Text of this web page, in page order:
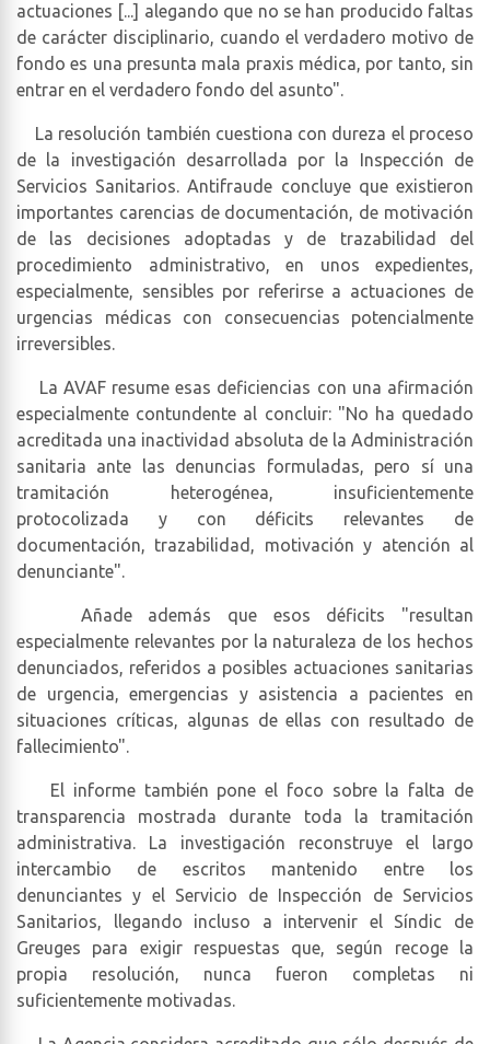
actuaciones [...] alegando que no se han producido faltas
de carácter disciplinario, cuando el verdadero motivo de
fondo es una presunta mala praxis médica, por tanto, sin
entrar en el verdadero fondo del asunto".
La resolución también cuestiona con dureza el proceso
de la investigación desarrollada por la Inspección de
Servicios Sanitarios. Antifraude concluye que existieron
importantes carencias de documentación, de motivación
de las decisiones adoptadas y de trazabilidad del
procedimiento administrativo, en unos expedientes,
especialmente, sensibles por referirse a actuaciones de
urgencias médicas con consecuencias potencialmente
irreversibles.
La AVAF resume esas deficiencias con una afirmación
especialmente contundente al concluir: "No ha quedado
acreditada una inactividad absoluta de la Administración
sanitaria ante las denuncias formuladas, pero sí una
tramitación heterogénea, insuficientemente
protocolizada y con déficits relevantes de
documentación, trazabilidad, motivación y atención al
denunciante".
Añade además que esos déficits "resultan
especialmente relevantes por la naturaleza de los hechos
denunciados, referidos a posibles actuaciones sanitarias
de urgencia, emergencias y asistencia a pacientes en
situaciones críticas, algunas de ellas con resultado de
fallecimiento".
El informe también pone el foco sobre la falta de
transparencia mostrada durante toda la tramitación
administrativa. La investigación reconstruye el largo
intercambio de escritos mantenido entre los
denunciantes y el Servicio de Inspección de Servicios
Sanitarios, llegando incluso a intervenir el Síndic de
Greuges para exigir respuestas que, según recoge la
propia resolución, nunca fueron completas ni
suficientemente motivadas.